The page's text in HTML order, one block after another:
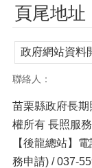
頁尾地址
政府網站資料
聯絡人：
苗栗縣政府長期
權所有 長照服
【後龍總站】
務申請) / 037-